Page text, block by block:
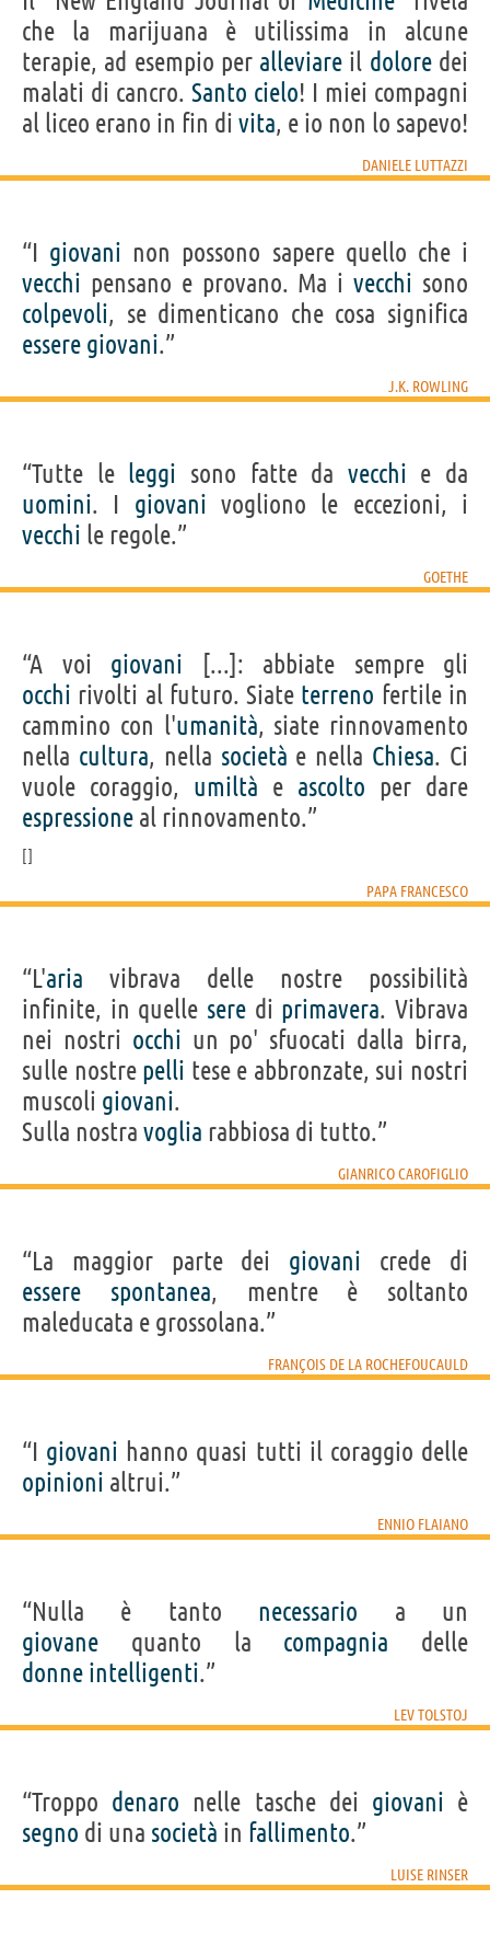
che la marijuana è utilissima in alcune
terapie, ad esempio per alleviare il doloredei
malati di cancro. Santo cielo! I miei compagni
al liceo erano in fin di vita, e io non lo sapevo!
DANIELE LUTTAZZI
“I giovani non possono sapere quello che i
vecchi pensano e provano. Ma ivecchi sono
colpevoli, se dimenticano che cosa significa
essere giovani.”
J.K. ROWLING
“Tutte le leggi sono fatte da vecchi e da
uomini. I giovani vogliono le eccezioni, i
vecchi le regole.”
GOETHE
“A voi giovani [...]: abbiate sempre gli
occhi rivolti al futuro. Siate terreno fertile in
cammino con l'umanità, siate rinnovamento
nella cultura, nella società e nella Chiesa. Ci
vuole coraggio, umiltà e ascolto per dare
espressione al rinnovamento.”
PAPA FRANCESCO
“L'aria vibrava delle nostre possibilità
infinite, in quelle sere di primavera. Vibrava
nei nostri occhi un po' sfuocati dalla birra,
sulle nostre pelli tese e abbronzate, sui nostri
muscoli giovani.
Sulla nostra voglia rabbiosa di tutto.”
GIANRICO CAROFIGLIO
“La maggior parte dei giovani crede di
essere
spontanea, mentre è soltanto
maleducata e grossolana.”
FRANÇOIS DE LA ROCHEFOUCAULD
“I giovani hanno quasi tutti il coraggio delle
opinioni altrui.”
ENNIO FLAIANO
“Nulla è tanto necessario a un
giovane quanto la compagnia delle
donne intelligenti.”
LEV TOLSTOJ
“Troppo denaro nelle tasche dei giovani è
segno di una società in fallimento.”
LUISE RINSER